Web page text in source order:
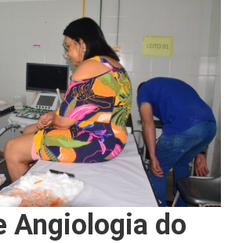
Angiologia do